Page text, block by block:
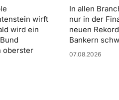
wirft
wird ein
oberster
In allen
nur in der
neuen
Bankern
07.08.2026